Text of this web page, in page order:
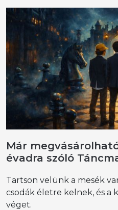
Már
évadra szóló
Tartson velünk a mesék
csodák életre kelnek, és a
véget.